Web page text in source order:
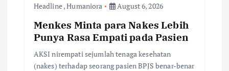
Headline,Humaniora August 6, 2026
Menkes Minta para Nakes Lebih
Punya Rasa Empati pada Pasien
AKSI nirempati sejumlah tenaga kesehatan
(nakes) terhadap seorang pasien BPJS benar-benar